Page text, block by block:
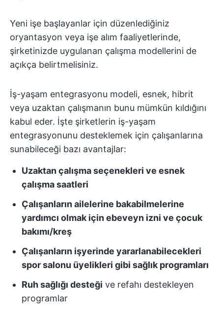
Yeni işe başlayanlar için düzenlediğiniz
oryantasyon veya işe alım faaliyetlerinde,
şirketinizde uygulanan çalışma modellerini de
açıkça belirtmelisiniz.
İş-yaşam entegrasyonu modeli, esnek, hibrit
veya uzaktan çalışmanın bunu mümkün kıldığını
kabul eder. İşte şirketlerin iş-yaşam
entegrasyonunu desteklemek için çalışanlarına
sunabileceği bazı avantajlar:
Uzaktan çalışma seçenekleri ve esnek
çalışma saatleri
Çalışanların ailelerine bakabilmelerine
yardımcı olmak için ebeveyn izni ve çocuk
bakımı/kreş
Çalışanların işyerinde yararlanabilecekleri
spor salonu üyelikleri gibi sağlık programları
Ruh sağlığı desteği ve refahı destekleyen
programlar